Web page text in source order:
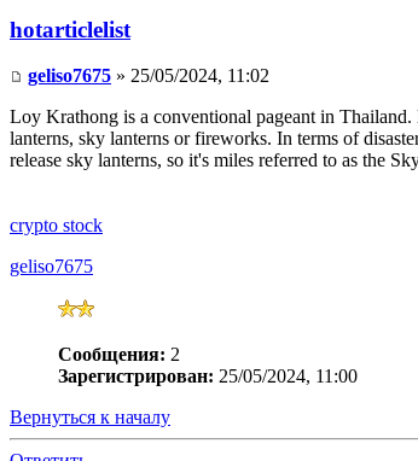
hotarticlelist
geliso7675 » 25/05/2024, 11:02
Loy Krathong is a conventional pageant in
lanterns, sky lanterns or fireworks. In terms of
release sky lanterns, so it's miles referred to as the
crypto stock
geliso7675
Сообщения: 2
Зарегистрирован: 25/05/2024, 11:00
Вернуться к началу